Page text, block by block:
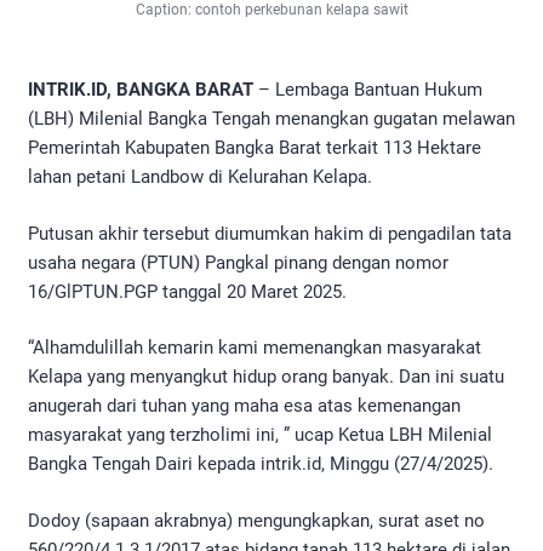
Caption: contoh perkebunan kelapa sawit
INTRIK.ID, BANGKA BARAT – Lembaga Bantuan Hukum
(LBH) Milenial Bangka Tengah menangkan gugatan melawan
Pemerintah Kabupaten Bangka Barat terkait 113 Hektare
lahan petani Landbow di Kelurahan Kelapa.
Putusan akhir tersebut diumumkan hakim di pengadilan tata
usaha negara (PTUN) Pangkal pinang dengan nomor
16/GlPTUN.PGP tanggal 20 Maret 2025.
“Alhamdulillah kemarin kami memenangkan masyarakat
Kelapa yang menyangkut hidup orang banyak. Dan ini suatu
anugerah dari tuhan yang maha esa atas kemenangan
masyarakat yang terzholimi ini, ” ucap Ketua LBH Milenial
Bangka Tengah Dairi kepada intrik.id, Minggu (27/4/2025).
Dodoy (sapaan akrabnya) mengungkapkan, surat aset no